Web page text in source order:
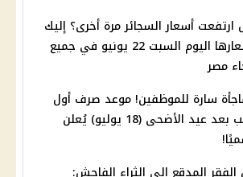
أسعار السجائر مرة أخرى؟ إليك
أسعارها اليوم السبت 22 يونيو في جميع
مصر
سارة للموظفين! موعد صرف أول
راتب بعد عيد الأضحى (18 يوليو) يُعلن
المدقع إلى الثراء الفاحش: